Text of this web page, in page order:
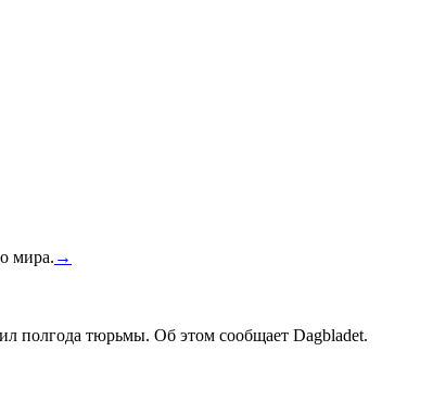
мира. →
полгода тюрьмы. Об этом сообщает Dagbladet.